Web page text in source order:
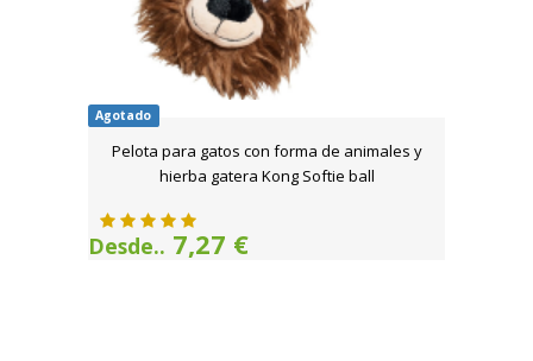
Agotado
Pelota para gatos con forma de animales y
hierba gatera Kong Softie ball
Desde.. 7,27 €